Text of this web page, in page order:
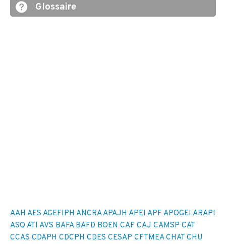
Glossaire
AAH AES AGEFIPH ANCRA APAJH APEI APF APOGEI ARAPI
ASQ ATI AVS BAFA BAFD BOEN CAF CAJ CAMSP CAT
CCAS CDAPH CDCPH CDES CESAP CFTMEA CHAT CHU